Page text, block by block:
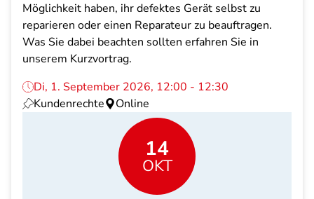
Möglichkeit haben, ihr defektes Gerät selbst zu
reparieren oder einen Reparateur zu beauftragen.
Was Sie dabei beachten sollten erfahren Sie in
unserem Kurzvortrag.
Di, 1. September 2026, 12:00 - 12:30
Kundenrechte
Online
14
OKT